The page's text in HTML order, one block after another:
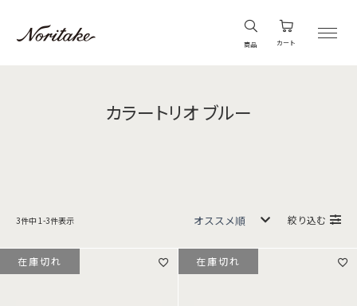
商品 カート
カラートリオ ブルー
3件中 1 -3件表示 絞り込む
在庫切れ 在庫切れ